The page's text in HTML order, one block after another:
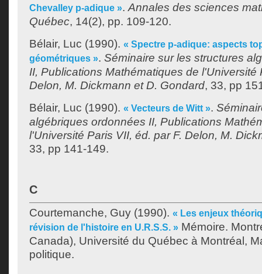
Chevalley p-adique ». Annales des sciences
Québec, 14(2), pp. 109-120.
Bélair, Luc (1990). « Spectre p-adique: aspects
géométriques ». Séminaire sur les structures
II, Publications Mathématiques de l'Université
Delon, M. Dickmann et D. Gondard, 33, pp
Bélair, Luc (1990). « Vecteurs de Witt ».
algébriques ordonnées II, Publications
l'Université Paris VII, éd. par F. Delon, M.
33, pp 141-149.
C
Courtemanche, Guy (1990). « Les enjeux
révision de l'histoire en U.R.S.S. » Mémoire.
Canada), Université du Québec à Montréal,
politique.